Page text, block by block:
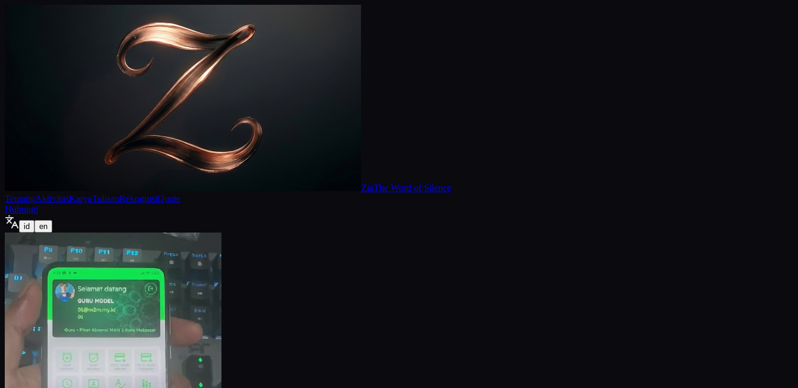
ZiaThe Word of Silence
TentangAktivitasKaryaTulisanRekognisiQuote
Hubungi
id en